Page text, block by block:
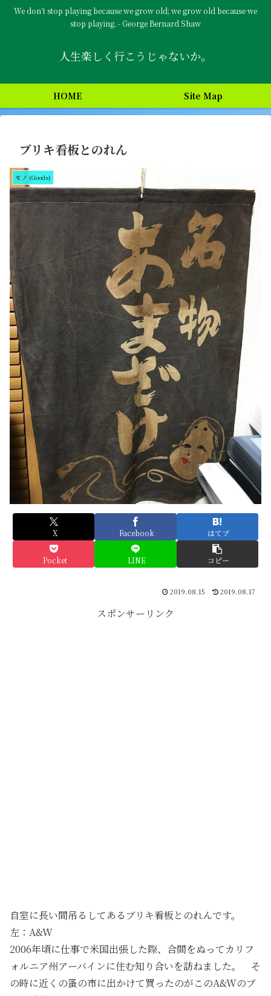
We don’t stop playing because we grow old; we grow old because we
stop playing. - George Bernard Shaw
人生楽しく行こうじゃないか。
HOME Site Map
ブリキ看板とのれん
モノ (Goods)
X Facebook はてブ
Pocket LINE コピー
2019.08.15 2019.08.17
スポンサーリンク
自室に長い間吊るしてあるブリキ看板とのれんです。
左：A&W
2006年頃に仕事で米国出張した際、合間をぬってカリフ
ォルニア州アーバインに住む知り合いを訪ねました。 そ
の時に近くの蚤の市に出かけて買ったのがこのA&Wのブ